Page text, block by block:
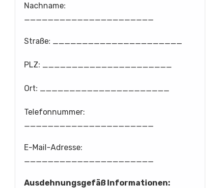
Nachname:
Straße: ______________________
PLZ: ______________________
Ort: ______________________
Telefonnummer:
E-Mail-Adresse:
Ausdehnungsgefäß Informationen: